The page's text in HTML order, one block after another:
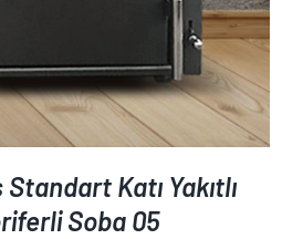
Katı Yakıtlı
Soba 05